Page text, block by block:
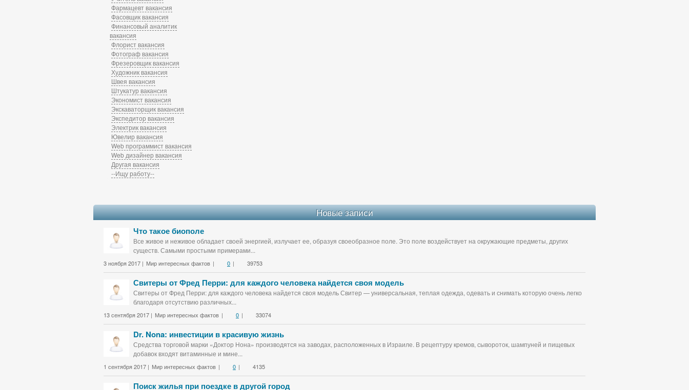
Фармацевт вакансия
Фасовщик вакансия
Финансовый аналитик
вакансия
Флорист вакансия
Фотограф вакансия
Фрезеровщик вакансия
Художник вакансия
Швея вакансия
Штукатур вакансия
Экономист вакансия
Экскаваторщик вакансия
Экспедитор вакансия
Электрик вакансия
Ювелир вакансия
Web программист вакансия
Web дизайнер вакансия
Другая вакансия
--Ищу работу--
Новые записи
Что такое биополе
Все живое и неживое обладает своей энергией, излучает ее, образуя своеобразное поле. Это поле воздействует на окружающие предметы, других
существ. Самыми простыми примерами...
3 ноября 2017 | Мир интересных фактов | 0 | 39753
Свитеры от Фред Перри: для каждого человека найдется своя модель
Свитеры от Фред Перри: для каждого человека найдется своя модель Свитер — универсальная, теплая одежда, одевать и снимать которую очень легко
благодаря отсутствию различных...
13 сентября 2017 | Мир интересных фактов | 0 | 33074
Dr. Nona: инвестиции в красивую жизнь
Средства торговой марки «Доктор Нона» производятся на заводах, расположенных в Израиле. В рецептуру кремов, сывороток, шампуней и пищевых
добавок входят витаминные и мине...
1 сентября 2017 | Мир интересных фактов | 0 | 4135
Поиск жилья при поездке в другой город